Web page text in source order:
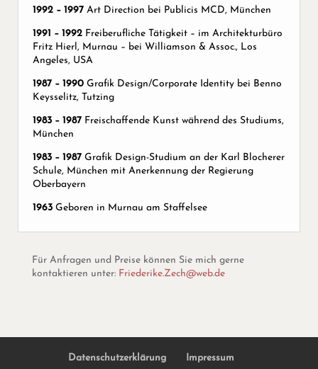
1992 – 1997Art Direction bei Publicis MCD, München
1991 – 1992Freiberufliche Tätigkeit – im Architekturbüro
Fritz Hierl, Murnau – bei Williamson & Assoc., Los
Angeles, USA
1987 – 1990Grafik Design/Corporate Identity bei Benno
Keysselitz, Tutzing
1983 – 1987Freischaffende Kunst während des Studiums,
München
1983 – 1987Grafik Design-Studium an der Karl Blocherer
Schule, München mit Anerkennung der Regierung
Oberbayern
1963Geboren in Murnau am Staffelsee
Für Anfragen und Preise können Sie mich gerne
kontaktieren unter: Friederike.Zech@web.de
Datenschutzerklärung Impressum